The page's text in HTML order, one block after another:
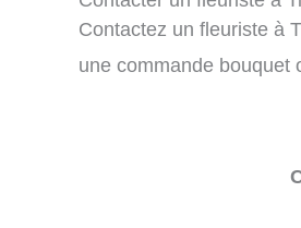
Contactez un fleuriste à
une commande bouquet